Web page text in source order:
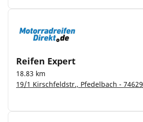
Reifen Expert
18.83 km
19/1 Kirschfeldstr., Pfedelbach - 74629